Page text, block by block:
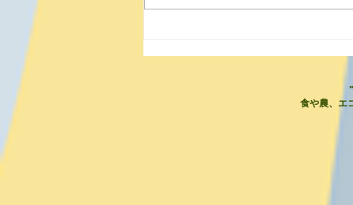
当に大好き
食や農、エ